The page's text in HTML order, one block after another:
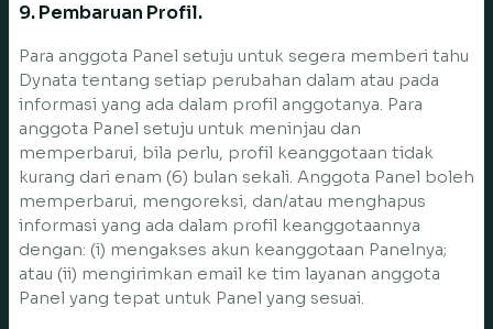
9. Pembaruan Profil.
Para anggota Panel setuju untuk segera memberi tahu
Dynata tentang setiap perubahan dalam atau pada
informasi yang ada dalam profil anggotanya. Para
anggota Panel setuju untuk meninjau dan
memperbarui, bila perlu, profil keanggotaan tidak
kurang dari enam (6) bulan sekali. Anggota Panel boleh
memperbarui, mengoreksi, dan/atau menghapus
informasi yang ada dalam profil keanggotaannya
dengan: (i) mengakses akun keanggotaan Panelnya;
atau (ii) mengirimkan email ke tim layanan anggota
Panel yang tepat untuk Panel yang sesuai.